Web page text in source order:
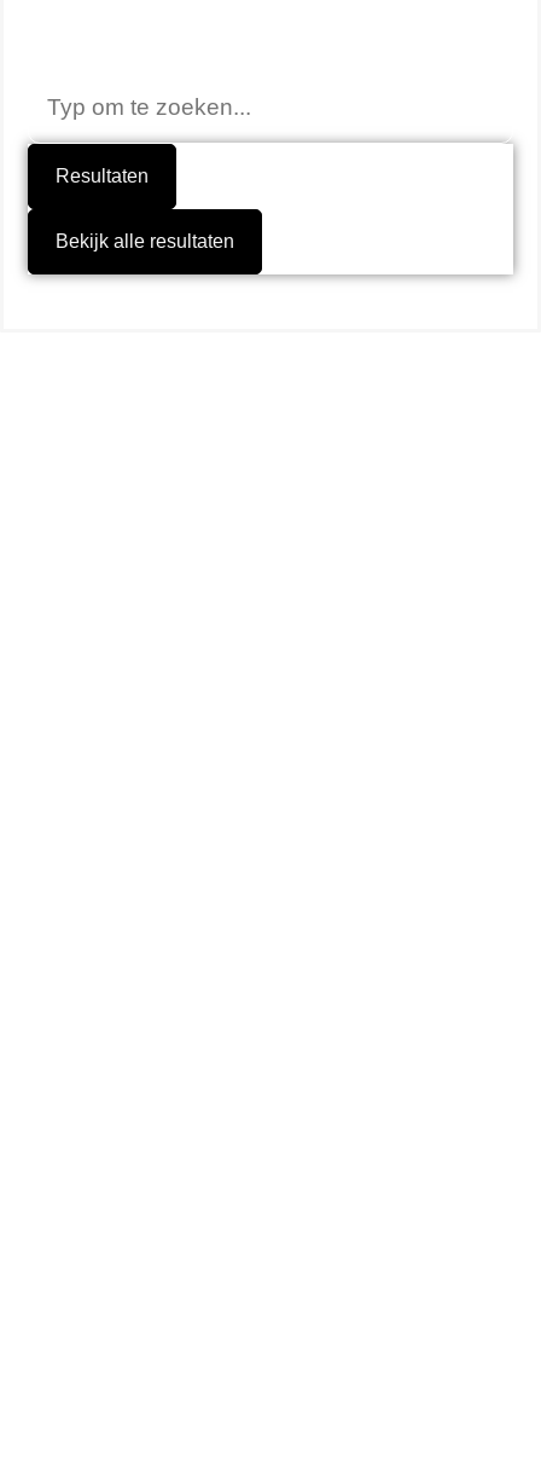
Resultaten
Bekijk alle resultaten